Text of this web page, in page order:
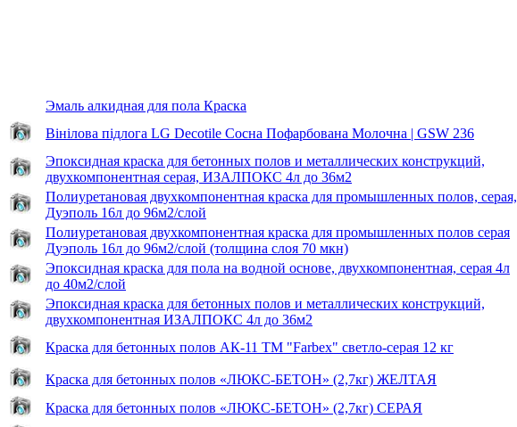
Эмаль алкидная для пола Краска
Вінілова підлога LG Decotile Сосна Пофарбована Молочна | GSW 236
Эпоксидная краска для бетонных полов и металлических конструкций,
двухкомпонентная серая, ИЗАЛПОКС 4л до 36м2
Полиуретановая двухкомпонентная краска для промышленных полов, серая,
Дуэполь 16л до 96м2/слой
Полиуретановая двухкомпонентная краска для промышленных полов серая
Дуэполь 16л до 96м2/слой (толщина слоя 70 мкн)
Эпоксидная краска для пола на водной основе, двухкомпонентная, серая 4л
до 40м2/слой
Эпоксидная краска для бетонных полов и металлических конструкций,
двухкомпонентная ИЗАЛПОКС 4л до 36м2
Краска для бетонных полов АК-11 ТМ "Farbex" светло-серая 12 кг
Краска для бетонных полов «ЛЮКС-БЕТОН» (2,7кг) ЖЕЛТАЯ
Краска для бетонных полов «ЛЮКС-БЕТОН» (2,7кг) СЕРАЯ